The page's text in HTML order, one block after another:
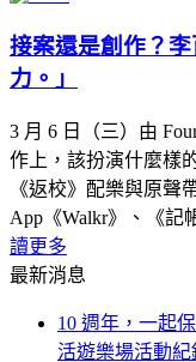
接案還是創作？
力。」
3 月 6 日（三）由
作上，該扮演什麼樣
《返校》配樂與原聲
App《Walkr》、《記
讀更多
最新消息
10 週年，一起
活遊樂場活動紀